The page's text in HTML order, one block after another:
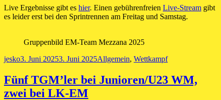
Live Ergebnisse gibt es hier. Einen gebührenfreien Live-Stream gibt
es leider erst bei den Sprintrennen am Freitag und Samstag.
Gruppenbild EM-Team Mezzana 2025
Autor
jeskoVeröffentlicht
3. Juni 20253. Juni 2025Kategorien
Allgemein, Wettkampf
Fünf TGM’ler bei Junioren/U23 WM,
zwei bei LK-EM